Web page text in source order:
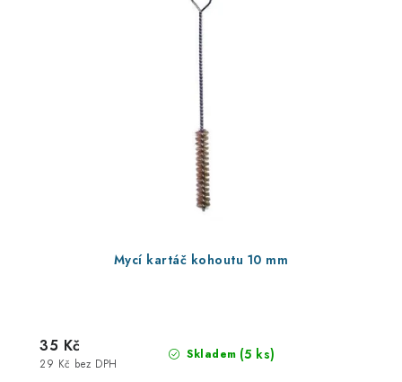
Mycí kartáč kohoutu 10 mm
Skladem (5 ks)
29 Kč bez DPH
35 Kč